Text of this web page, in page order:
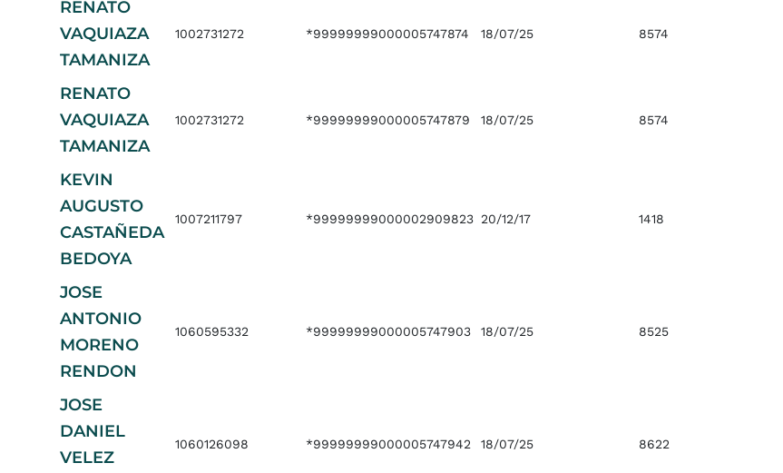
RENATO
VAQUIAZA
TAMANIZA
1002731272 *99999999000005747874 18/07/25 8574
RENATO
VAQUIAZA
TAMANIZA
1002731272 *99999999000005747879 18/07/25 8574
KEVIN
AUGUSTO
CASTAÑEDA
BEDOYA
1007211797 *99999999000002909823 20/12/17 1418
JOSE
ANTONIO
MORENO
RENDON
1060595332 *99999999000005747903 18/07/25 8525
JOSE
DANIEL
VELEZ
1060126098 *99999999000005747942 18/07/25 8622